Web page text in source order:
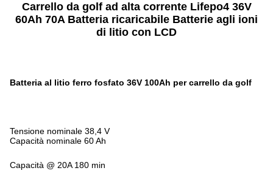
Carrello da golf ad alta corrente Lifepo4 36V
60Ah 70A Batteria ricaricabile Batterie agli ioni
di litio con LCD
Batteria al litio ferro fosfato 36V 100Ah per carrello da golf
Tensione nominale 38,4 V
Capacità nominale 60 Ah
Capacità @ 20A 180 min